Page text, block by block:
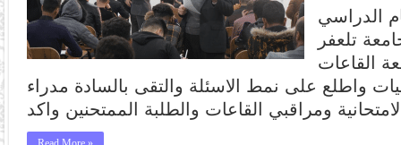
الدراسي
جامعة تلعفر
القاعات
واطلع على نمط الاسئلة والتقى بالسادة مدراء